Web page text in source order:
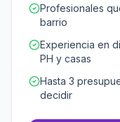
Profesionales
barrio
Experiencia en
PH y casas
Hasta 3
decidir